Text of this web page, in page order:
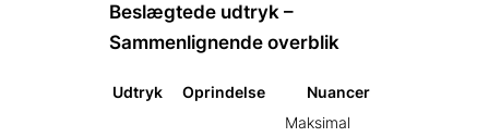
Beslægtede udtryk –
Sammenlignende overblik
Udtryk Oprindelse Nuancer
Maksimal